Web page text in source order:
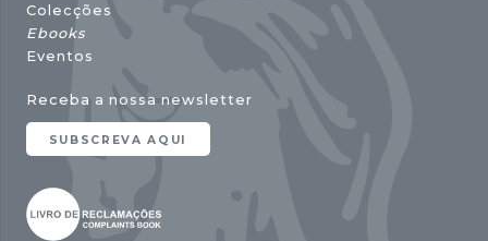
Colecções
Ebooks
Eventos
Receba a nossa newsletter
SUBSCREVA AQUI